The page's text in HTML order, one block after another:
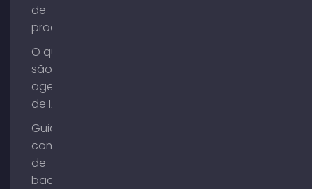
de
processos?
O que
são
agentes
de IA?
Guia de
compra
de
backlinks